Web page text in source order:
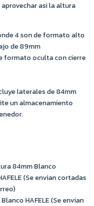
asi la altura
4 son de formato alto
de 89mm
formato oculta con cierre
laterales de 84mm
un almacenamiento
84mm Blanco
(Se envian cortadas
HAFELE (Se envian